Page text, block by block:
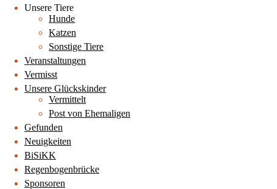
Unsere Tiere
Hunde
Katzen
Sonstige Tiere
Veranstaltungen
Vermisst
Unsere Glückskinder
Vermittelt
Post von Ehemaligen
Gefunden
Neuigkeiten
BiSiKK
Regenbogenbrücke
Sponsoren